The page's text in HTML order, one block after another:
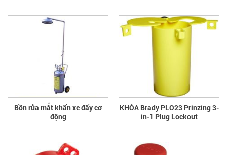
Bồn rửa mắt khẩn xe đẩy cơ
động
KHÓA Brady PLO23 Prinzing 3-
in-1 Plug Lockout